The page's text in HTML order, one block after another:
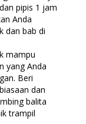
pipis 1 jam
Anda
dan bab di
mampu
yang Anda
Beri
dan
balita
trampil